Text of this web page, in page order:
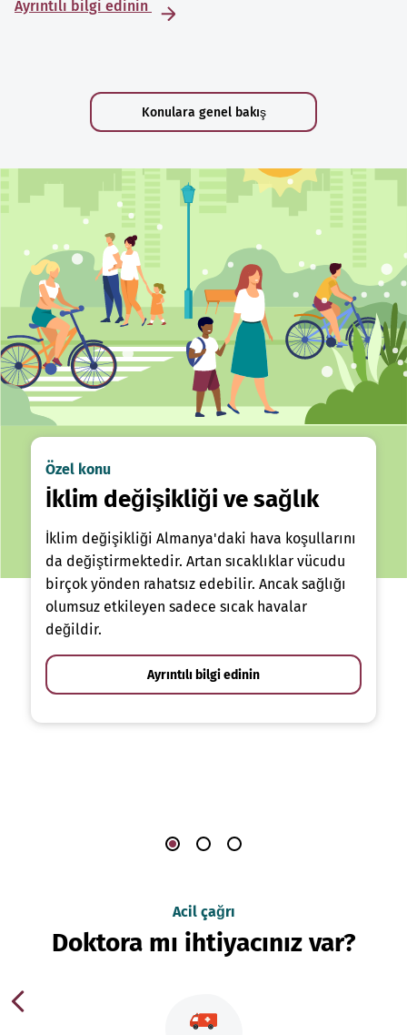
Ayrıntılı bilgi edinin
Konulara genel bakış
Özel konu
İklim değişikliği ve sağlık
İklim değişikliği Almanya'daki hava koşullarını
da değiştirmektedir. Artan sıcaklıklar vücudu
birçok yönden rahatsız edebilir. Ancak sağlığı
olumsuz etkileyen sadece sıcak havalar
değildir.
Ayrıntılı bilgi edinin
Acil çağrı
Doktora mı ihtiyacınız var?